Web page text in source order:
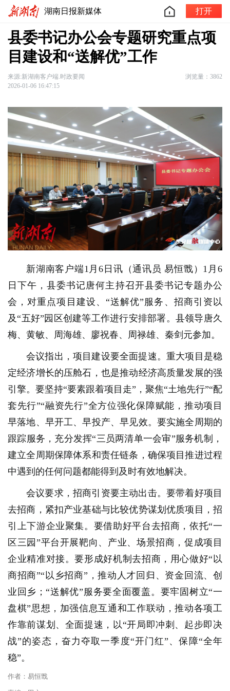
湖南日报新媒体 打开
县委书记办公会专题研究重点项
目建设和“送解优”工作
来源:新湖南客户端.时政要闻
浏览量：3862
2026-01-06 16:47:15
新湖南客户端1月6日讯（通讯员 易恒戬）1月6
日下午，县委书记唐何主持召开县委书记专题办公
会，对重点项目建设、“送解优”服务、招商引资以
及“五好”园区创建等工作进行安排部署。县领导唐久
梅、黄敏、周海雄、廖祝春、周禄雄、秦剑元参加。
会议指出，项目建设要全面提速。重大项目是稳
定经济增长的压舱石，也是推动经济高质量发展的强
引擎。要坚持“要素跟着项目走”，聚焦“土地先行”“配
套先行”“融资先行”全方位强化保障赋能，推动项目
早落地、早开工、早投产、早见效。要实施全周期的
跟踪服务，充分发挥“三员两清单一会审”服务机制，
建立全周期保障体系和责任链条，确保项目推进过程
中遇到的任何问题都能得到及时有效地解决。
会议要求，招商引资要主动出击。要带着好项目
去招商，紧扣产业基础与比较优势谋划优质项目，招
引上下游企业聚集。要借助好平台去招商，依托“一
区三园”平台开展靶向、产业、场景招商，促成项目
企业精准对接。要形成好机制去招商，用心做好“以
商招商”“以乡招商”，推动人才回归、资金回流、创
业回乡；“送解优”服务要全面覆盖。要牢固树立“一
盘棋”思想，加强信息互通和工作联动，推动各项工
作靠前谋划、全面提速，以“开局即冲刺、起步即决
战”的姿态，奋力夺取一季度“开门红”、保障“全年
稳”。
作者：易恒戬